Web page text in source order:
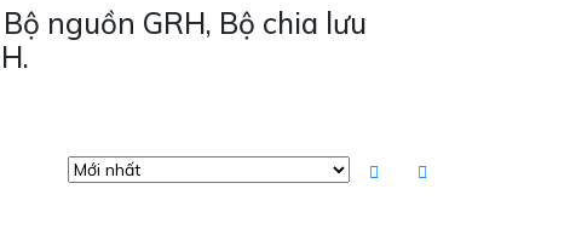
nguồn GRH, Bộ chia lưu